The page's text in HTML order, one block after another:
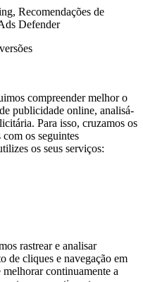
Recomendações de
Defender
compreender melhor o
publicidade online, analisá-
Para isso, cruzamos os
com os seguintes
os seus serviços:
rastrear e analisar
de cliques e navegação em
continuamente a